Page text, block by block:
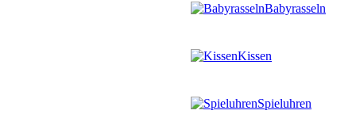
Babyrasseln
Kissen
Spieluhren